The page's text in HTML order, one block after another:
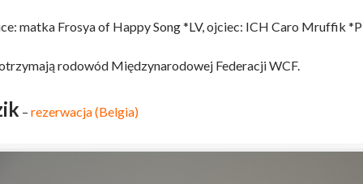
matka Frosya of Happy Song *LV, ojciec: ICH Caro Mruffik
rodowód Międzynarodowej Federacji WCF.
– rezerwacja (Belgia)